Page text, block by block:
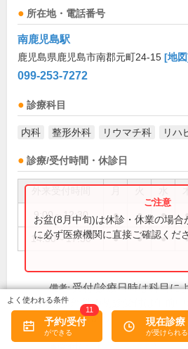
所在地・電話番号
南鹿児島駅
鹿児島県鹿児島市南郡元町24-15 [地
099-253-7272
診療科目
内科 整形外科 リウマチ科 リハ
診療/受付時間・休診日
9:00～12:30 ● ● ● ●
14:30～17:30 ● ● ● ●
お盆(8月中旬)は休診・休業の場合
に必ず医療機関に直接ご確認くださ
備考: 受付/診療日時は科目に
整形外科の初診受付は午前
臨時休診あり
予約/受付
11
現在診療